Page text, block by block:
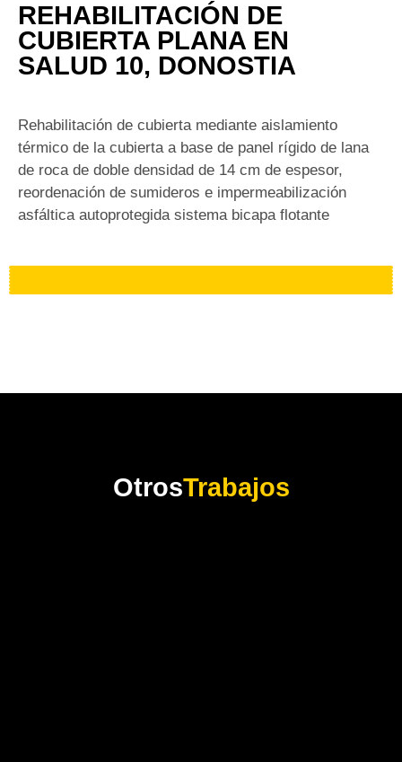
REHABILITACIÓN DE
CUBIERTA PLANA EN
SALUD 10, DONOSTIA
Rehabilitación de cubierta mediante aislamiento
térmico de la cubierta a base de panel rígido de lana
de roca de doble densidad de 14 cm de espesor,
reordenación de sumideros e impermeabilización
asfáltica autoprotegida sistema bicapa flotante
OtrosTrabajos